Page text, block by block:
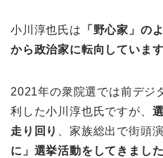
小川淳也氏は 「野心家」の
から政治家に転向しています
2021年の衆院選では前デジ
利した小川淳也氏ですが、
走り回り
、家族総出で街頭
に」選挙活動をしてきました